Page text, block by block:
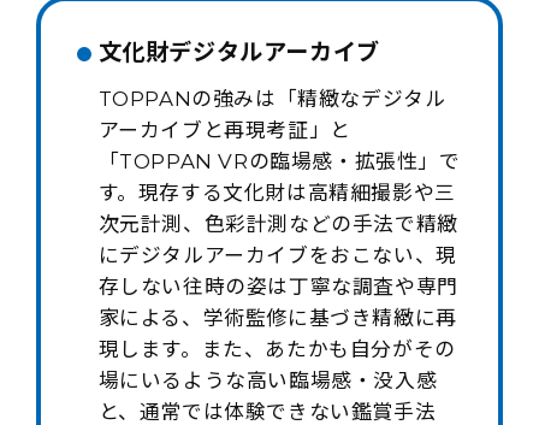
文化財デジタルアーカイブ
TOPPANの強みは「精緻なデジタル
アーカイブと再現考証」と
「TOPPAN VRの臨場感・拡張性」で
す。現存する文化財は高精細撮影や三
次元計測、色彩計測などの手法で精緻
にデジタルアーカイブをおこない、現
存しない往時の姿は丁寧な調査や専門
家による、学術監修に基づき精緻に再
現します。また、あたかも自分がその
場にいるような高い臨場感・没入感
と、通常では体験できない鑑賞手法